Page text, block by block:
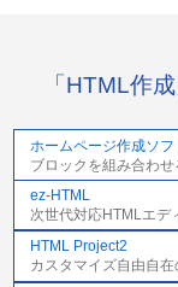
「HTML作
ホームページ作成ソ
ブロックを組み合わ
ez-HTML
次世代対応HTMLエデ
HTML Project2
カスタマイズ自由自